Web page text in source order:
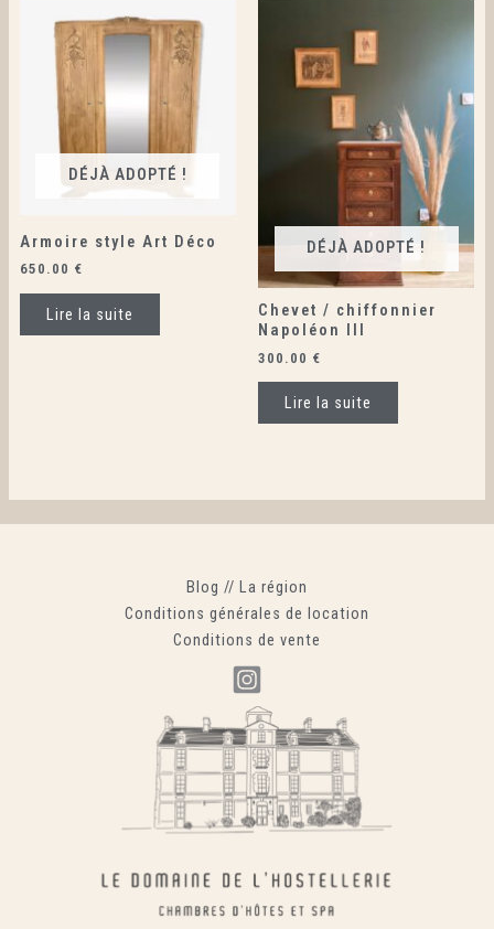
DÉJÀ ADOPTÉ !
Armoire style Art Déco
650.00 €
Lire la suite
DÉJÀ ADOPTÉ !
Chevet / chiffonnier
Napoléon III
300.00 €
Lire la suite
Blog // La région
Conditions générales de location
Conditions de vente